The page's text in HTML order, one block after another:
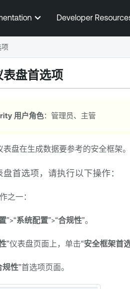
跳到主内
Developer
盘首选项
用户角色：管理员、主管
表盘在生成数据要参考的安全框架。
首选项，请执行以下操作：
之一：
”>“系统配置”>“合规性”。
”仪表盘页面上，单击“安全框架首
规性”首选项页面。
项